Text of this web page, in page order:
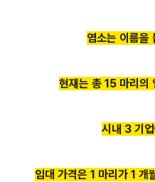
염소는 이름을
현재는 총 15 마리의
시내 3 기
임대 가격은 1 마리가 1